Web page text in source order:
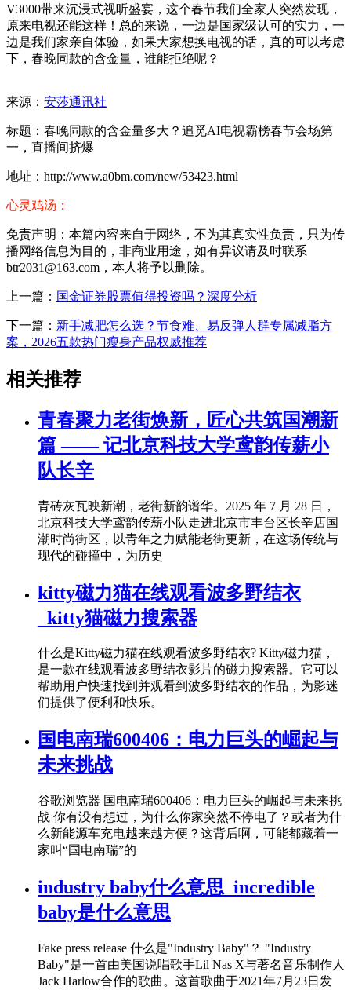
V3000带来沉浸式视听盛宴，这个春节我们全家人突然发现，
原来电视还能这样！总的来说，一边是国家级认可的实力，一
边是我们家亲自体验，如果大家想换电视的话，真的可以考虑
下，春晚同款的含金量，谁能拒绝呢？
来源： 安莎通讯社
标题：春晚同款的含金量多大？追觅AI电视霸榜春节会场第
一，直播间挤爆
地址：http://www.a0bm.com/new/53423.html
心灵鸡汤：
免责声明：本篇内容来自于网络，不为其真实性负责，只为传
播网络信息为目的，非商业用途，如有异议请及时联系
btr2031@163.com，本人将予以删除。
上一篇： 国金证券股票值得投资吗？深度分析
下一篇： 新手减肥怎么选？节食难、易反弹人群专属减脂方
案，2026五款热门瘦身产品权威推荐
相关推荐
青春聚力老街焕新，匠心共筑国潮新
篇 —— 记北京科技大学鸢韵传薪小
队长辛
青砖灰瓦映新潮，老街新韵谱华。2025 年 7 月 28 日，
北京科技大学鸢韵传薪小队走进北京市丰台区长辛店国
潮时尚街区，以青年之力赋能老街更新，在这场传统与
现代的碰撞中，为历史
kitty磁力猫在线观看波多野结衣
_kitty猫磁力搜索器
什么是Kitty磁力猫在线观看波多野结衣? Kitty磁力猫，
是一款在线观看波多野结衣影片的磁力搜索器。它可以
帮助用户快速找到并观看到波多野结衣的作品，为影迷
们提供了便利和快乐。
国电南瑞600406：电力巨头的崛起与
未来挑战
谷歌浏览器 国电南瑞600406：电力巨头的崛起与未来挑
战 你有没有想过，为什么你家突然不停电了？或者为什
么新能源车充电越来越方便？这背后啊，可能都藏着一
家叫“国电南瑞”的
industry baby什么意思_incredible
baby是什么意思
Fake press release 什么是"Industry Baby"？ "Industry
Baby"是一首由美国说唱歌手Lil Nas X与著名音乐制作人
Jack Harlow合作的歌曲。这首歌曲于2021年7月23日发